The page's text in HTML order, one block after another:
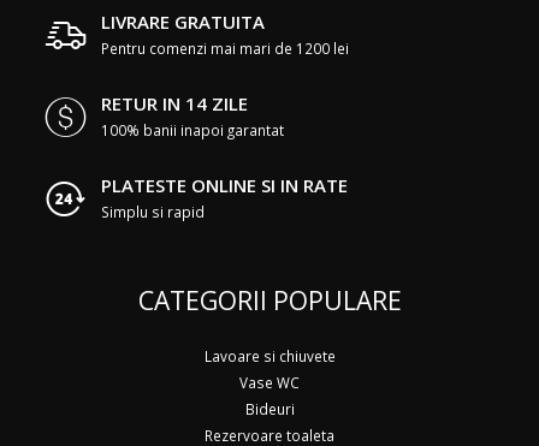
LIVRARE GRATUITA
Pentru comenzi mai mari de 1200 lei
RETUR IN 14 ZILE
100% banii inapoi garantat
PLATESTE ONLINE SI IN RATE
Simplu si rapid
CATEGORII POPULARE
Lavoare si chiuvete
Vase WC
Bideuri
Rezervoare toaleta